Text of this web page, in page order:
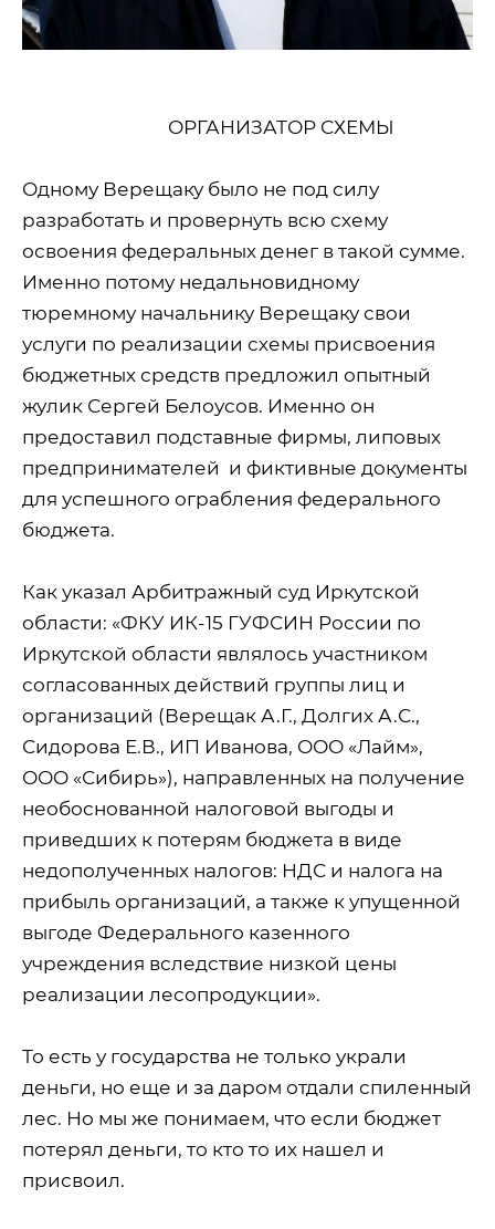
ОРГАНИЗАТОР СХЕМЫ
Одному Верещаку было не под силу
разработать и провернуть всю схему
освоения федеральных денег в такой сумме.
Именно потому недальновидному
тюремному начальнику Верещаку свои
услуги по реализации схемы присвоения
бюджетных средств предложил опытный
жулик Сергей Белоусов. Именно он
предоставил подставные фирмы, липовых
предпринимателей и фиктивные документы
для успешного ограбления федерального
бюджета.
Как указал Арбитражный суд Иркутской
области: «ФКУ ИК-15 ГУФСИН России по
Иркутской области являлось участником
согласованных действий группы лиц и
организаций (Верещак А.Г., Долгих А.С.,
Сидорова Е.В., ИП Иванова, ООО «Лайм»,
ООО «Сибирь»), направленных на получение
необоснованной налоговой выгоды и
приведших к потерям бюджета в виде
недополученных налогов: НДС и налога на
прибыль организаций, а также к упущенной
выгоде Федерального казенного
учреждения вследствие низкой цены
реализации лесопродукции».
То есть у государства не только украли
деньги, но еще и за даром отдали спиленный
лес. Но мы же понимаем, что если бюджет
потерял деньги, то кто то их нашел и
присвоил.